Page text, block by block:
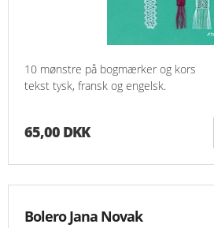
10 mønstre på bogmærker og kors
tekst tysk, fransk og engelsk.
65,00 DKK
Bolero Jana Novak